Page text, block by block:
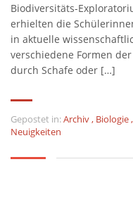
Biodiversitäts-
erhielten die
in aktuelle
verschiedene Formen
durch Schafe oder […]
Gepostet in:Archiv, Biologie,
Neuigkeiten